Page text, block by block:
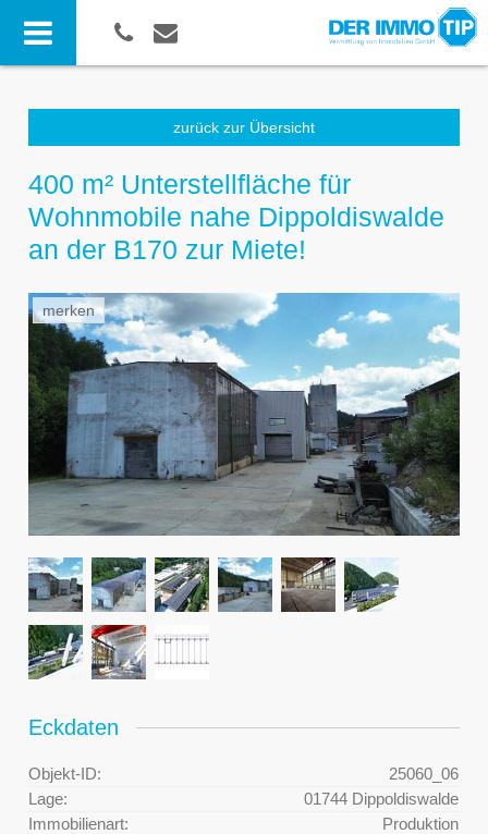
zurück zur Übersicht
400 m² Unterstellfläche für
Wohnmobile nahe Dippoldiswalde
an der B170 zur Miete!
merken
Eckdaten
Objekt-ID:
25060_06
Lage:
01744 Dippoldiswalde
Immobilienart:
Produktion